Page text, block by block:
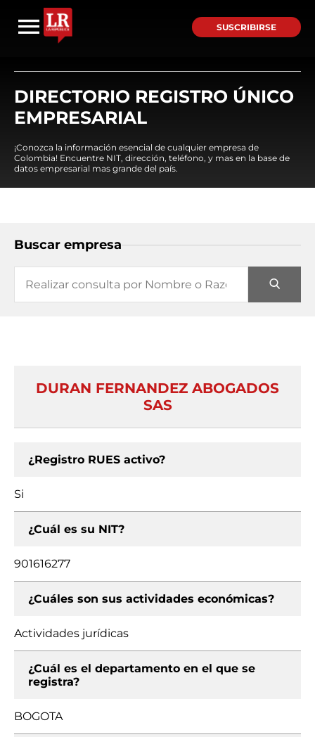
SUSCRIBIRSE
DIRECTORIO REGISTRO ÚNICO
EMPRESARIAL
¡Conozca la información esencial de cualquier empresa de
Colombia! Encuentre NIT, dirección, teléfono, y mas en la base de
datos empresarial mas grande del país.
Buscar empresa
DURAN FERNANDEZ ABOGADOS
SAS
¿Registro RUES activo?
Si
¿Cuál es su NIT?
901616277
¿Cuáles son sus actividades económicas?
Actividades jurídicas
¿Cuál es el departamento en el que se
registra?
BOGOTA